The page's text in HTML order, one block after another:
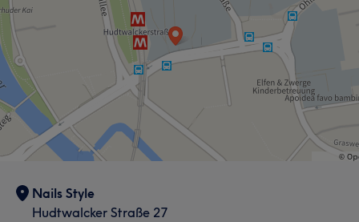
Nails Style
Hudtwalcker Straße 27